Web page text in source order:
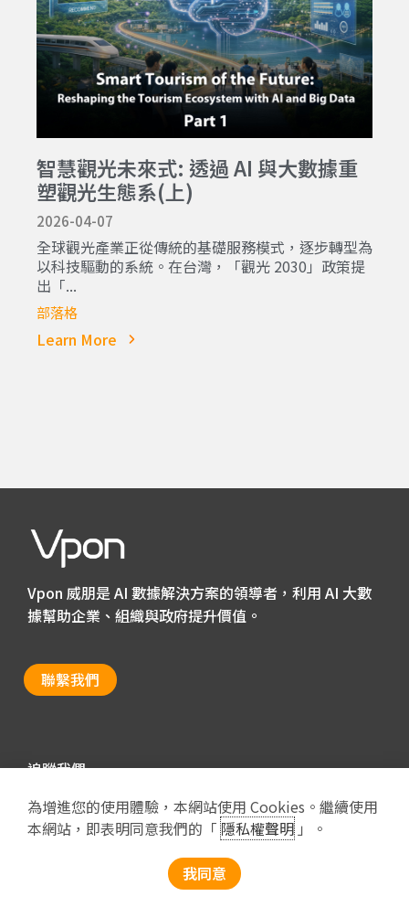
智慧觀光未來式: 透過 AI 與大數據重
塑觀光生態系(上)
2026-04-07
全球觀光產業正從傳統的基礎服務模式，逐步轉型為
以科技驅動的系統。在台灣，「觀光 2030」政策提
出「...
部落格
Learn More
Vpon 威朋是 AI 數據解決方案的領導者，利用 AI 大數
據幫助企業、組織與政府提升價值。
聯繫我們
追蹤我們
Copyright © 2025 Vpon Inc. All Rights Reserved
為增進您的使用體驗，本網站使用 Cookies。繼續使用
本網站，即表明同意我們的「隱私權聲明」。
我同意